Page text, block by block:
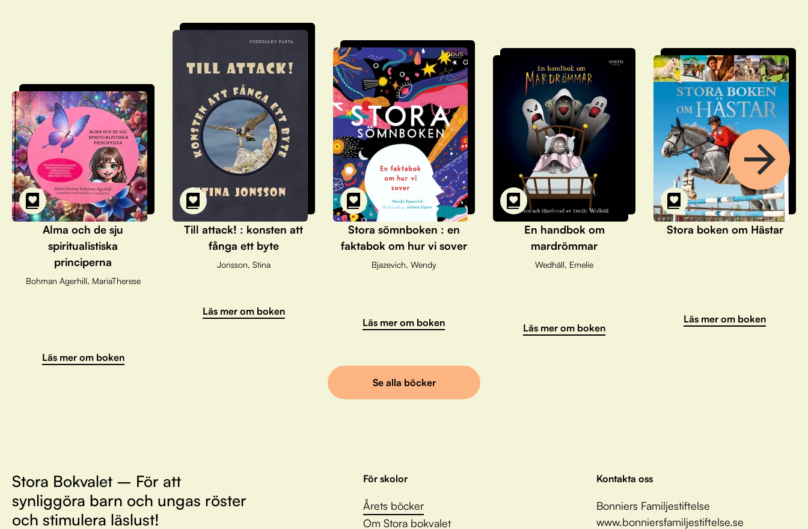
Alma och de sju
spiritualistiska
principerna
Bohman Agerhill, MariaTherese
Läs mer om boken
Till attack! : konsten att
fånga ett byte
Jonsson, Stina
Läs mer om boken
Stora sömnboken : en
faktabok om hur vi sover
Bjazevich, Wendy
Läs mer om boken
En handbok om
mardrömmar
Wedhäll, Emelie
Läs mer om boken
Stora boken om Hästar
Läs mer om boken
Se alla böcker
Stora Bokvalet – För att
synliggöra barn och ungas röster
och stimulera läslust!
För skolor
Årets böcker
Om Stora bokvalet
Kontakta oss
Bonniers Familjestiftelse
www.bonniersfamiljestiftelse.se